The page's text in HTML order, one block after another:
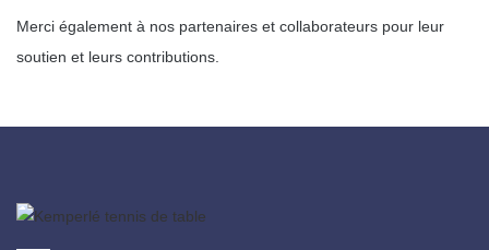
Merci également à nos partenaires et collaborateurs pour leur
soutien et leurs contributions.